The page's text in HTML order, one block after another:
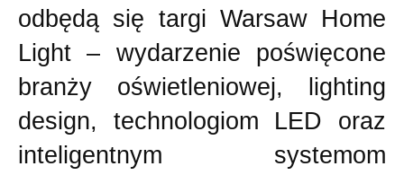
odbędą się targi Warsaw Home
Light – wydarzenie poświęcone
branży oświetleniowej, lighting
design, technologiom LED oraz
inteligentnym systemom